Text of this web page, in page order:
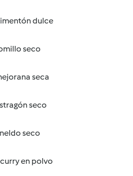
dulce
seco
seca
seco
seco
en polvo